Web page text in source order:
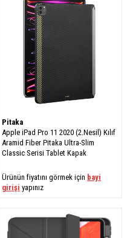
Pitaka
Apple iPad Pro 11 2020 (2.Nesil) Kılıf
Aramid Fiber Pitaka Ultra-Slim
Classic Serisi Tablet Kapak
Ürünün fiyatını görmek için bayi
girişi yapınız